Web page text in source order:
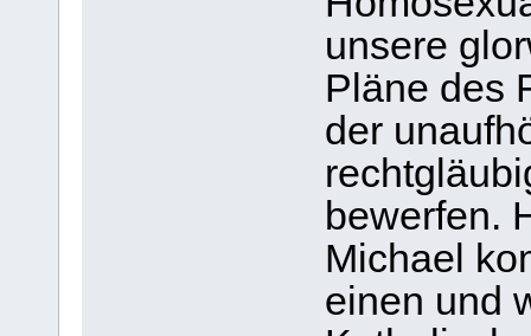
unsere
Pläne des
der
bewerfen.
Michael
einen und